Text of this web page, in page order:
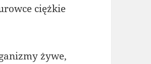
ciężkie
żywe,